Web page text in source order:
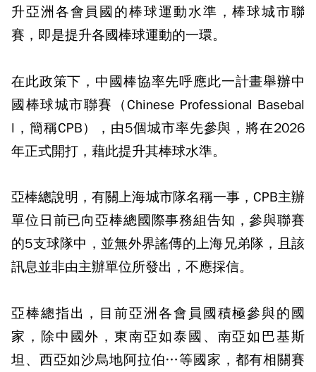
升亞洲各會員國的棒球運動水準，棒球城市聯
賽，即是提升各國棒球運動的一環。
在此政策下，中國棒協率先呼應此一計畫舉辦中
國棒球城市聯賽（Chinese Professional Basebal
l，簡稱CPB），由5個城市率先參與，將在2026
年正式開打，藉此提升其棒球水準。
亞棒總說明，有關上海城市隊名稱一事，CPB主辦
單位日前已向亞棒總國際事務組告知，參與聯賽
的5支球隊中，並無外界謠傳的上海兄弟隊，且該
訊息並非由主辦單位所發出，不應採信。
亞棒總指出，目前亞洲各會員國積極參與的國
家，除中國外，東南亞如泰國、南亞如巴基斯
坦、西亞如沙烏地阿拉伯…等國家，都有相關賽